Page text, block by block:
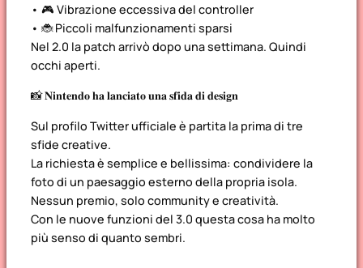
• 🎮 Vibrazione eccessiva del controller
• 🐞 Piccoli malfunzionamenti sparsi
Nel 2.0 la patch arrivò dopo una settimana. Quindi
occhi aperti.
📸 𝐍𝐢𝐧𝐭𝐞𝐧𝐝𝐨 𝐡𝐚 𝐥𝐚𝐧𝐜𝐢𝐚𝐭𝐨 𝐮𝐧𝐚 𝐬𝐟𝐢𝐝𝐚 𝐝𝐢 𝐝𝐞𝐬𝐢𝐠𝐧
Sul profilo Twitter ufficiale è partita la prima di tre
sfide creative.
La richiesta è semplice e bellissima: condividere la
foto di un paesaggio esterno della propria isola.
Nessun premio, solo community e creatività.
Con le nuove funzioni del 3.0 questa cosa ha molto
più senso di quanto sembri.